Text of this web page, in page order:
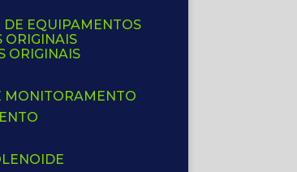
DE EQUIPAMENTOS
ORIGINAIS
ORIGINAIS
MONITORAMENTO